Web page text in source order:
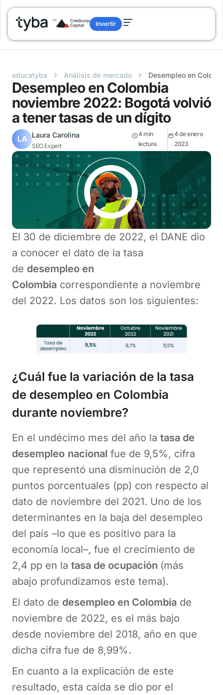
Invertir
educatyba › Análisis de mercado › Desempleo en
Desempleo en Colombia
noviembre 2022: Bogotá volvió
a tener tasas de un dígito
Laura Carolina
SEO Expert
4 min
lectura
4 de enero
2023
El 30 de diciembre de 2022, el DANE dio
a conocer el dato de la tasa
de desempleo en
Colombia correspondiente a noviembre
del 2022. Los datos son los siguientes:
¿Cuál fue la variación de la tasa
de desempleo en Colombia
durante noviembre?
En el undécimo mes del año la tasa de
desempleo nacional fue de 9,5%, cifra
que representó una disminución de 2,0
puntos porcentuales (pp) con respecto al
dato de noviembre del 2021. Uno de los
determinantes en la baja del desempleo
del país –lo que es positivo para la
economía local–, fue el crecimiento de
2,4 pp en la tasa de ocupación (más
abajo profundizamos este tema).
El dato de desempleo en Colombia de
noviembre de 2022, es el más bajo
desde noviembre del 2018, año en que
dicha cifra fue de 8,99%.
En cuanto a la explicación de este
resultado, esta caída se dio por el